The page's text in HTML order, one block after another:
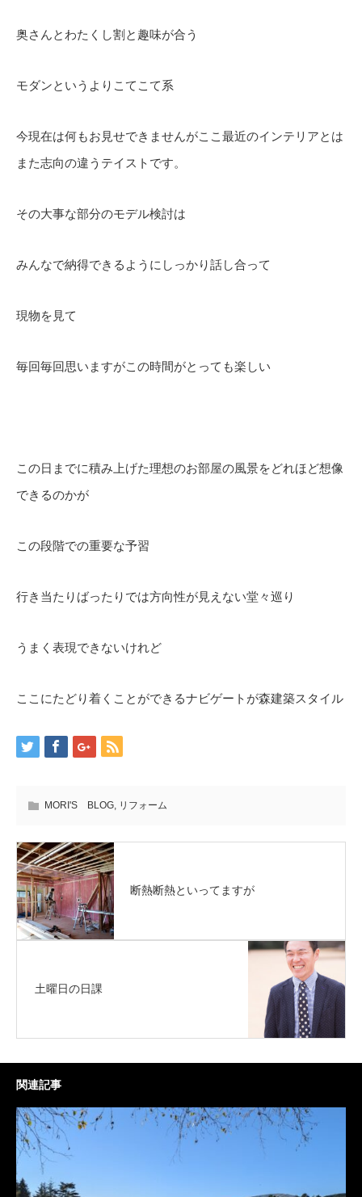
奥さんとわたくし割と趣味が合う
モダンというよりこてこて系
今現在は何もお見せできませんがここ最近のインテリアとは
また志向の違うテイストです。
その大事な部分のモデル検討は
みんなで納得できるようにしっかり話し合って
現物を見て
毎回毎回思いますがこの時間がとっても楽しい
この日までに積み上げた理想のお部屋の風景をどれほど想像
できるのかが
この段階での重要な予習
行き当たりばったりでは方向性が見えない堂々巡り
うまく表現できないけれど
ここにたどり着くことができるナビゲートが森建築スタイル
MORI'S BLOG, リフォーム
断熱断熱といってますが
土曜日の日課
関連記事